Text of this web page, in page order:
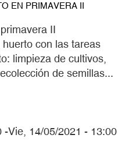
EN PRIMAVERA II
II
con las tareas
limpieza de cultivos,
de semillas...
-Vie, 14/05/2021 - 13:00